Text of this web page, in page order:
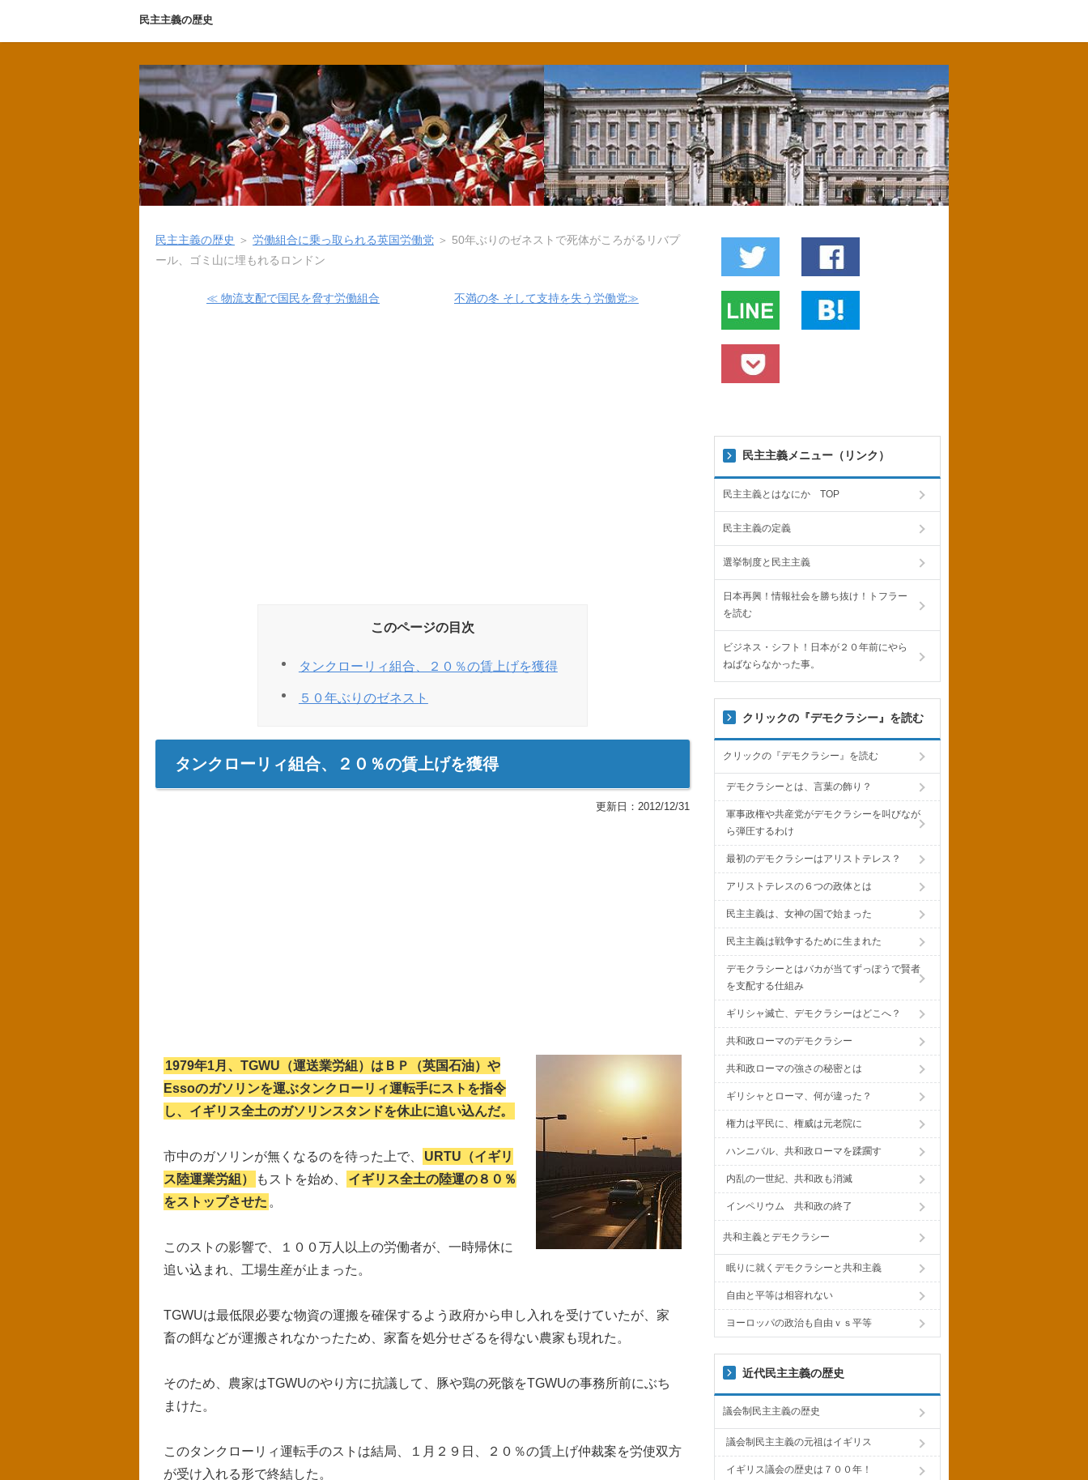
民主主義の歴史
民主主義の歴史 ＞ 労働組合に乗っ取られる英国労働党 ＞ 50年ぶりのゼネストで死体がころがるリバプ
ール、ゴミ山に埋もれるロンドン
≪ 物流支配で国民を脅す労働組合 不満の冬 そして支持を失う労働党≫
このページの目次
タンクローリィ組合、２０％の賃上げを獲得
５０年ぶりのゼネスト
タンクローリィ組合、２０％の賃上げを獲得
更新日： 2012/12/31
1979年1月、TGWU（運送業労組）はＢＰ（英国石油）や
Essoのガソリンを運ぶタンクローリィ運転手にストを指令
し、イギリス全土のガソリンスタンドを休止に追い込んだ。
市中のガソリンが無くなるのを待った上で、
URTU（イギリ
ス陸運業労組）
もストを始め、
イギリス全土の陸運の８０％
をストップさせた 。
このストの影響で、１００万人以上の労働者が、一時帰休に
追い込まれ、工場生産が止まった。
TGWUは最低限必要な物資の運搬を確保するよう政府から申し入れを受けていたが、家
畜の餌などが運搬されなかったため、家畜を処分せざるを得ない農家も現れた。
そのため、農家はTGWUのやり方に抗議して、豚や鶏の死骸をTGWUの事務所前にぶち
まけた。
このタンクローリィ運転手のストは結局、１月２９日、２０％の賃上げ仲裁案を労使双方
が受け入れる形で終結した。
民主主義メニュー（リンク）
民主主義とはなにか TOP
民主主義の定義
選挙制度と民主主義
日本再興！情報社会を勝ち抜け！トフラー
を読む
ビジネス・シフト！日本が２０年前にやら
ねばならなかった事。
クリックの『デモクラシー』を読む
クリックの『デモクラシー』を読む
デモクラシーとは、言葉の飾り？
軍事政権や共産党がデモクラシーを叫びなが
ら弾圧するわけ
最初のデモクラシーはアリストテレス？
アリストテレスの６つの政体とは
民主主義は、女神の国で始まった
民主主義は戦争するために生まれた
デモクラシーとはバカが当てずっぽうで賢者
を支配する仕組み
ギリシャ滅亡、デモクラシーはどこへ？
共和政ローマのデモクラシー
共和政ローマの強さの秘密とは
ギリシャとローマ、何が違った？
権力は平民に、権威は元老院に
ハンニバル、共和政ローマを蹂躙す
内乱の一世紀、共和政も消滅
インペリウム 共和政の終了
共和主義とデモクラシー
眠りに就くデモクラシーと共和主義
自由と平等は相容れない
ヨーロッパの政治も自由ｖｓ平等
近代民主主義の歴史
議会制民主主義の歴史
議会制民主主義の元祖はイギリス
イギリス議会の歴史は７００年！